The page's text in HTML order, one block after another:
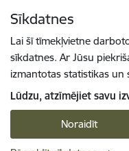
Sīkdatnes
Lai šī tīmekļvietne
sīkdatnes. Ar Jūsu
izmantotas statistikas un
Lūdzu, atzīmējiet savu
Noraidīt